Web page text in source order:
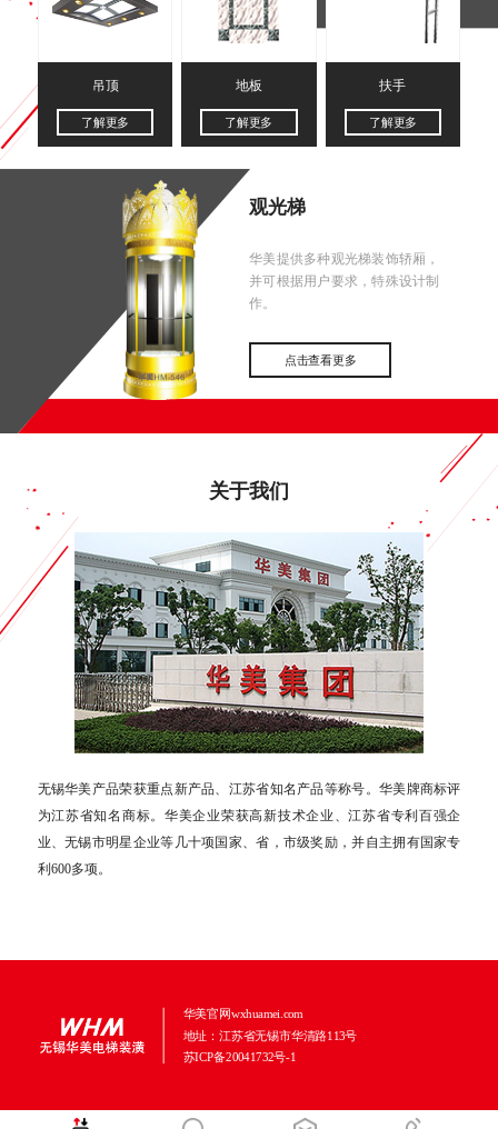
吊顶
了解更多
地板
了解更多
扶手
了解更多
观光梯
华美提供多种观光梯装饰轿厢，
并可根据用户要求，特殊设计制
作。
点击查看更多
关于我们
无锡华美产品荣获重点新产品、江苏省知名产品等称号。华美牌商标评
为江苏省知名商标。华美企业荣获高新技术企业、江苏省专利百强企
业、无锡市明星企业等几十项国家、省，市级奖励，并自主拥有国家专
利600多项。
华美官网wxhuamei.com
地址：江苏省无锡市华清路113号
苏ICP备20041732号-1